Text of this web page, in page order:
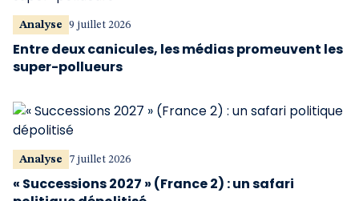
Analyse 9 juillet 2026
Entre deux canicules, les médias promeuvent les
super-pollueurs
Analyse 7 juillet 2026
« Successions 2027 » (France 2) : un safari